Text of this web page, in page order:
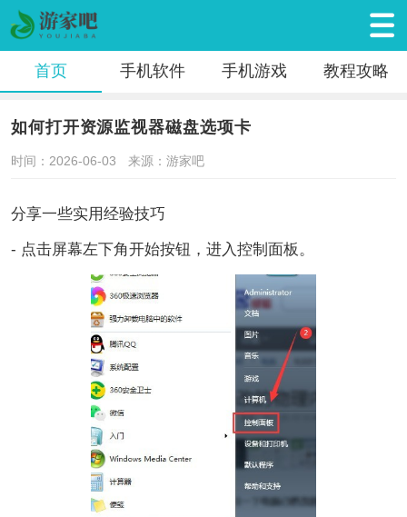
首页 手机软件 手机游戏 教程攻略
如何打开资源监视器磁盘选项卡
时间：2026-06-03 来源：游家吧
分享一些实用经验技巧
- 点击屏幕左下角开始按钮，进入控制面板。